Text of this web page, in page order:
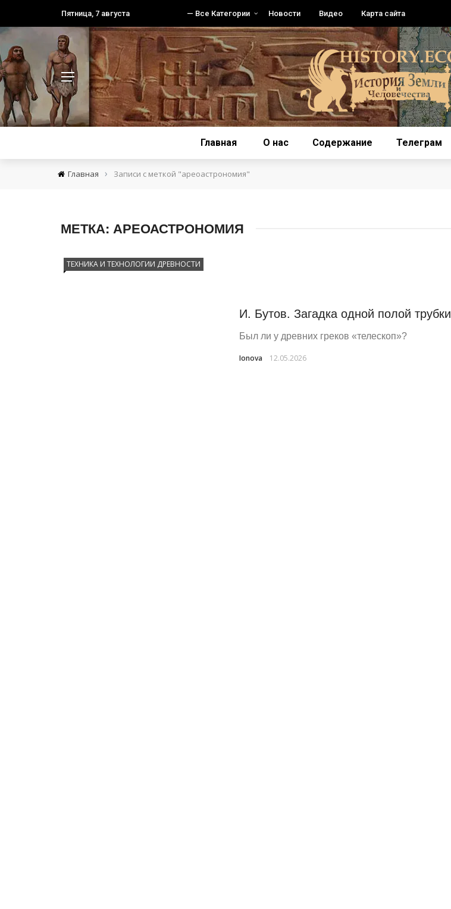
Пятница, 7 августа — Все Категории Новости Видео Карта сайта
Главная О нас Содержание Телеграм
Главная › Записи с меткой "ареоастрономия"
МЕТКА: АРЕОАСТРОНОМИЯ
ТЕХНИКА И ТЕХНОЛОГИИ ДРЕВНОСТИ
И. Бутов. Загадка одной полой трубки
Был ли у древних греков «телескоп»?
Ionova 12.05.2026